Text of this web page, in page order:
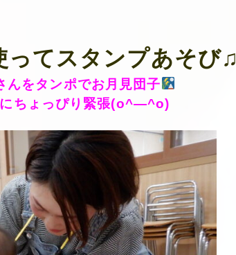
ってスタンプあそび♫
んをタンポでお月見団子
ちょっぴり緊張(o^―^o)